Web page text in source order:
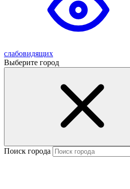
слабовидящих
Выберите город
Поиск города